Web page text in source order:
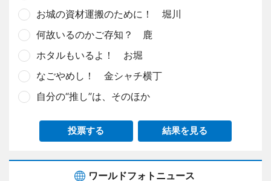
お城の資材運搬のために！ 堀川
何故いるのかご存知？ 鹿
ホタルもいるよ！ お堀
なごやめし！ 金シャチ横丁
自分の“推し”は、そのほか
投票する 結果を見る
ワールドフォトニュース